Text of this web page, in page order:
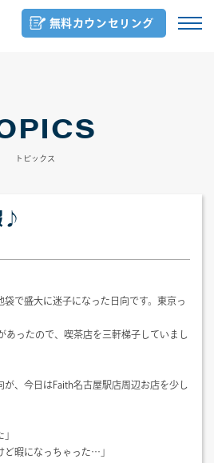
無料カウンセリング
トピックス
♪
で盛大に迷子になった日向です。東京っ
あったので、喫茶店を三軒梯子していまし
が、今日はFaith名古屋駅店周辺お店を少し
ど暇になっちゃった…」